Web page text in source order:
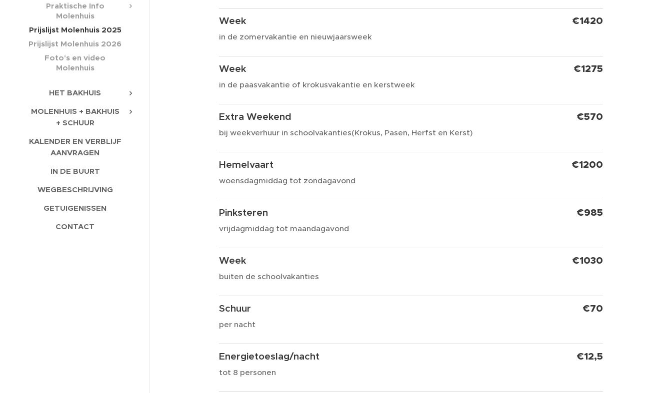
Praktische Info
Molenhuis
Prijslijst Molenhuis 2025
Prijslijst Molenhuis 2026
Foto's en video
Molenhuis
HET BAKHUIS
MOLENHUIS + BAKHUIS
+ SCHUUR
KALENDER EN VERBLIJF
AANVRAGEN
IN DE BUURT
WEGBESCHRIJVING
GETUIGENISSEN
CONTACT
Week
in de zomervakantie en nieuwjaarsweek
€1420
Week
in de paasvakantie of krokusvakantie en kerstweek
€1275
Extra Weekend
bij weekverhuur in schoolvakanties(Krokus, Pasen, Herfst en Kerst)
€570
Hemelvaart
woensdagmiddag tot zondagavond
€1200
Pinksteren
vrijdagmiddag tot maandagavond
€985
Week
buiten de schoolvakanties
€1030
Schuur
per nacht
€70
Energietoeslag/nacht
tot 8 personen
€12,5